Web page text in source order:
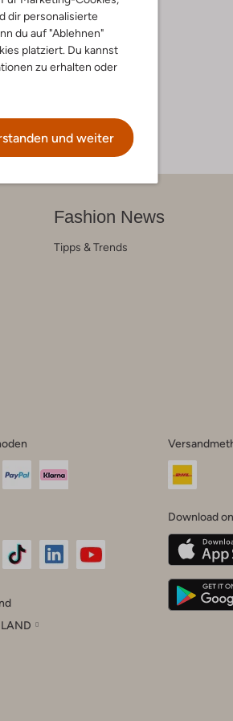
dir personalisierte
du auf "Ablehnen"
platziert. Du kannst
zu erhalten oder
und weiter
Fashion News
Tipps & Trends
TikTok
Download